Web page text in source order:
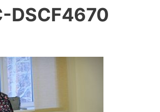
ИЦиГ СО РАН
DSCF4670